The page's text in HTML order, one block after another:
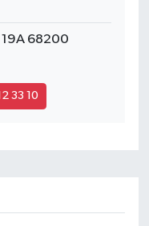
19A 68200
33 10